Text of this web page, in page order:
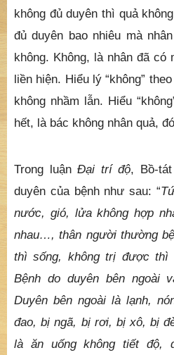
không đủ duyên thì quả
đủ duyên bao nhiêu mà
không. Không, là nhân đã có
liền hiện. Hiểu lý “không”
không nhầm lẫn. Hiểu
hết, là bác không nhân quả,
Trong luậnĐại trí độ, Bồ-
duyên của bệnh như sau: “
nước, gió, lửa không hợp
nhau…, thân người thường
thì sống, không trị được thì
Bệnh do duyên bên ngoài
Duyên bên ngoài là lạnh,
đao, bị ngã, bị rơi, bị xô, bị
là ăn uống không tiết độ,